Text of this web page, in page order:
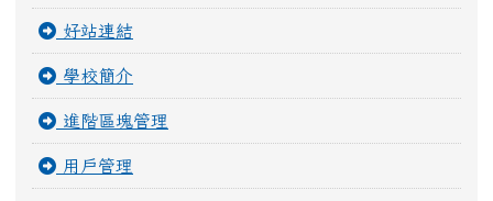
好站連結
學校簡介
進階區塊管理
用戶管理